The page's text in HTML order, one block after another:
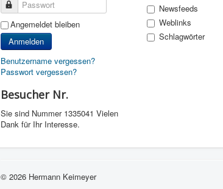
Passwort
Angemeldet bleiben
Anmelden
Benutzername vergessen?
Passwort vergessen?
Besucher Nr.
Sie sind Nummer 1335041 Vielen
Dank für Ihr Interesse.
Newsfeeds
Weblinks
Schlagwörter
© 2026 Hermann Keimeyer